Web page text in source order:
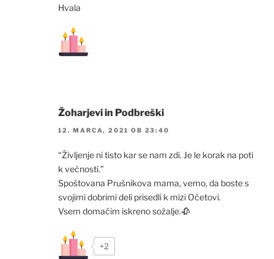
Hvala
Žoharjevi in Podbreški
12. MARCA, 2021 OB 23:40
“Življenje ni tisto kar se nam zdi. Je le korak na poti
k večnosti.”
Spoštovana Prušnikova mama, vemo, da boste s
svojimi dobrimi deli prisedli k mizi Očetovi.
Vsem domačim iskreno sožalje.🥀
+2